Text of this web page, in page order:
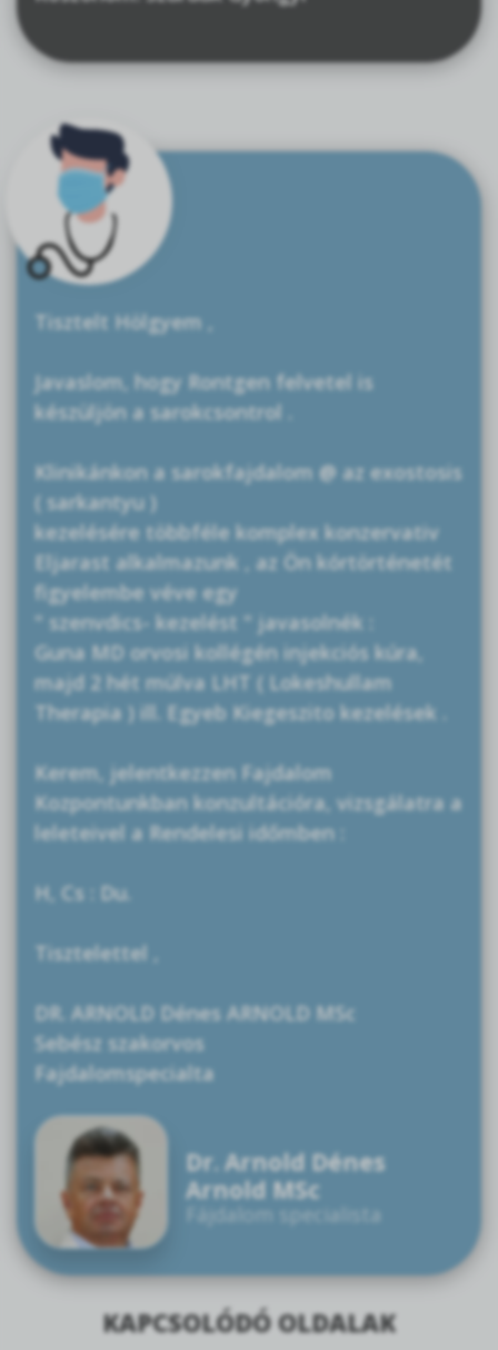
Tisztelt Hölgyem ,
Javaslom, hogy Rontgen felvetel is
készüljön a sarokcsontrol .
Klinikánkon a sarokfajdalom @ az exostosis
( sarkantyu )
kezelésére többféle komplex konzervativ
Eljarast alkalmazunk , az Ön kórtörténetét
figyelembe véve egy
" szenvdics- kezelést " javasolnék :
Guna MD orvosi kollégén injekciós kúra,
majd 2 hét múlva LHT ( Lokeshullam
Therapia ) ill. Egyeb Kiegeszito kezelések .
Kerem, jelentkezzen Fajdalom
Kozpontunkban konzultációra, vizsgálatra a
leleteivel a Rendelesi időmben :
H, Cs : Du.
Tisztelettel ,
DR. ARNOLD Dénes ARNOLD MSc
Sebész szakorvos
Fajdalomspecialta
Dr. Arnold Dénes
Arnold MSc
Fájdalom specialista
KAPCSOLÓDÓ OLDALAK